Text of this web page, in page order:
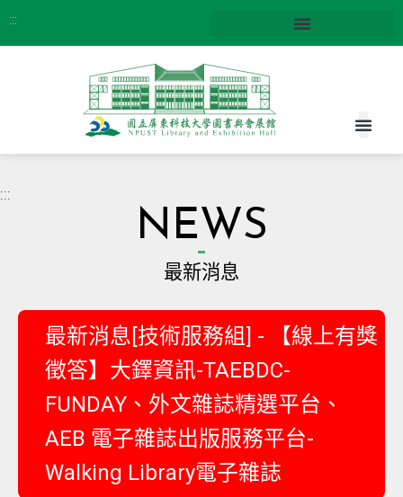
:::
:::
NEWS
最新消息
最新消息[技術服務組] - 【線上有獎
徵答】大鐸資訊-TAEBDC-
FUNDAY、外文雜誌精選平台、
AEB 電子雜誌出版服務平台-
Walking Library電子雜誌